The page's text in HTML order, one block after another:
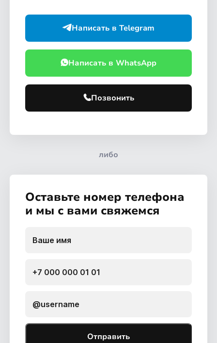
Написать в Telegram
Написать в WhatsApp
Позвонить
либо
Оставьте номер телефона
и мы с вами свяжемся
Отправить